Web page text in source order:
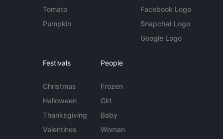
Tomato
Pumpkin
Facebook Logo
Snapchat Logo
Google Logo
Festivals
Christmas
Halloween
Thanksgiving
Valentines
People
Frozen
Girl
Baby
Woman